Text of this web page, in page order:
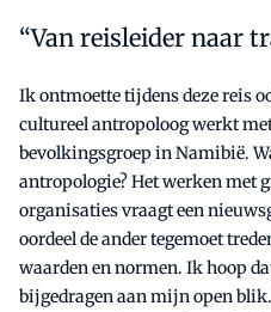
Van reisleider naar
Ik ontmoette tijdens deze reis
cultureel antropoloog werkt
bevolkingsgroep in Namibië.
antropologie? Het werken met
organisaties vraagt een
oordeel de ander tegemoet
waarden en normen. Ik hoop
bijgedragen aan mijn open